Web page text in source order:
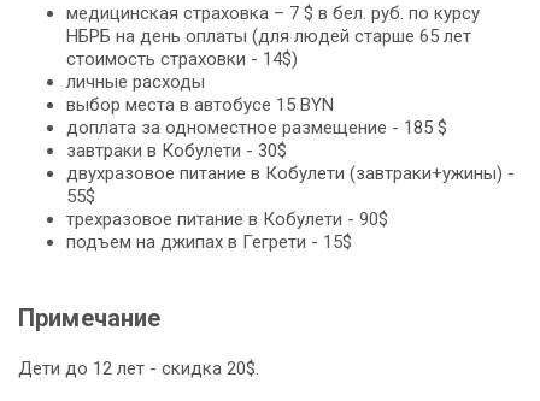
медицинская страховка – 7 $ в бел. руб. по курсу
НБРБ на день оплаты (для людей старше 65 лет
стоимость страховки - 14$)
личные расходы
выбор места в автобусе 15 BYN
доплата за одноместное размещение - 185 $
завтраки в Кобулети - 30$
двухразовое питание в Кобулети (завтраки+ужины) -
55$
трехразовое питание в Кобулети - 90$
подъем на джипах в Гегрети - 15$
Примечание
Дети до 12 лет - скидка 20$.